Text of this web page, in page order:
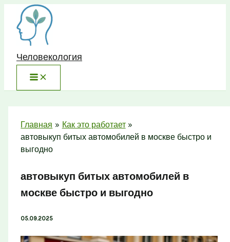
Перейти
содержимому
Человекология
Главная
Как это работает
автовыкуп битых автомобилей в москве быстро и
выгодно
автовыкуп битых автомобилей в
москве быстро и выгодно
05.09.2025